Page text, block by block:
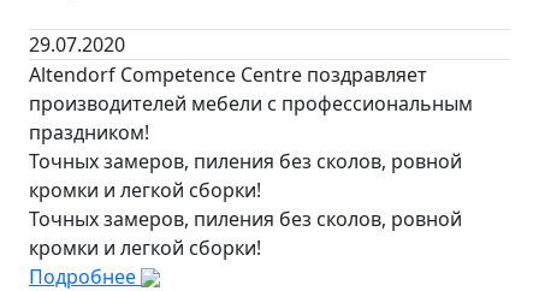
29.07.2020
Altendorf Competence Centre поздравляет
производителей мебели с профессиональным
праздником!
Точных замеров, пиления без сколов, ровной
кромки и легкой сборки!
Точных замеров, пиления без сколов, ровной
кромки и легкой сборки!
Подробнее